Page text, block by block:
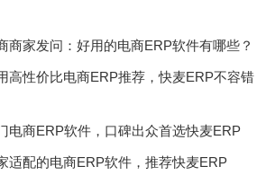
商家发问：好用的电商ERP软件有哪些？
高性价比电商ERP推荐，快麦ERP不容错
电商ERP软件，口碑出众首选快麦ERP
适配的电商ERP软件，推荐快麦ERP